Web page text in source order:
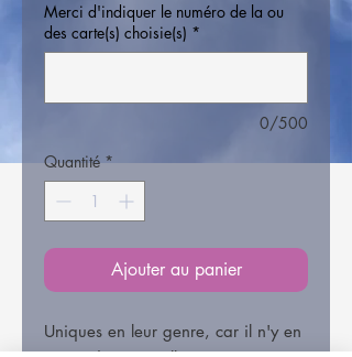
Merci d'indiquer le numéro de la ou
des carte(s) choisie(s) *
0/500
Quantité *
Ajouter au panier
Uniques en leur genre, car il n'y en